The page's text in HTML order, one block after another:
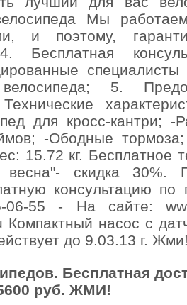
Мы
и поэтому,
Бесплатная
5.
для кросс-кантри;
-Ободные тормоза;
15.72 кг. Бесплатное
скидка 30%.
консультацию
06-55 - На сайте:
Компактный насос с
до 9.03.13 г.
Бесплатная
руб. ЖМИ!